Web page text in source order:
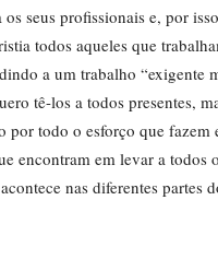
seus profissionais e, por
todos aqueles que
a um trabalho “exigente
tê-los a todos presentes,
por todo o esforço que fazem
encontram em levar a todos
nas diferentes partes